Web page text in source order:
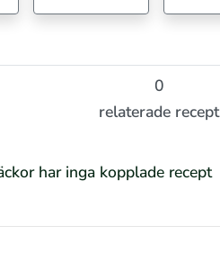
0
relaterade recept
har inga kopplade recept